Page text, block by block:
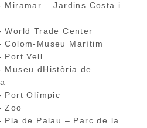
Miramar – Jardins Costa i
World Trade Center
Colom-Museu Marítim
Port Vell
Museu dHistòria de
Port Olímpic
Zoo
Pla de Palau – Parc de la